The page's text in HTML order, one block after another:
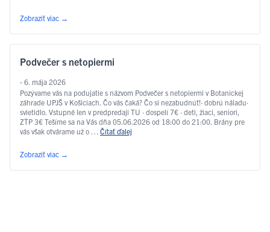
Zobraziť viac →
Podvečer s netopiermi
- 6. mája 2026
Pozývame vás na podujatie s názvom Podvečer s netopiermi v Botanickej
záhrade UPJŠ v Košiciach. Čo vás čaká? Čo si nezabudnúť!· dobrú náladu·
svietidlo. Vstupné len v predpredaji TU · dospelí 7€ · deti, žiaci, seniori,
ZŤP 3€ Tešíme sa na Vás dňa 05.06.2026 od 18:00 do 21:00. Brány pre
vás však otvárame už o … Čítať ďalej
Zobraziť viac →